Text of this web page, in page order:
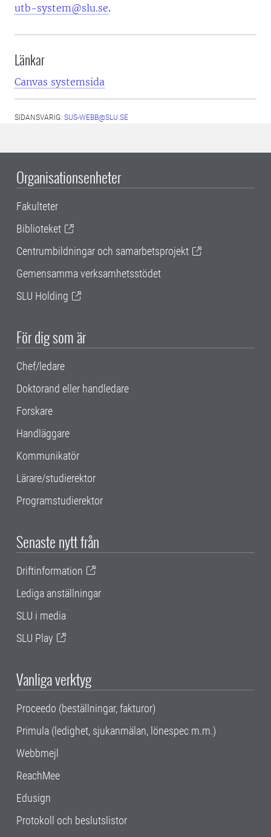
utb-system@slu.se.
Länkar
Canvas systemsida
SIDANSVARIG: SUS-WEBB@SLU.SE
Organisationsenheter
Fakulteter
Biblioteket
Centrumbildningar och samarbetsprojekt
Gemensamma verksamhetsstödet
SLU Holding
För dig som är
Chef/ledare
Doktorand eller handledare
Forskare
Handläggare
Kommunikatör
Lärare/studierektor
Programstudierektor
Senaste nytt från
Driftinformation
Lediga anställningar
SLU i media
SLU Play
Vanliga verktyg
Proceedo (beställningar, fakturor)
Primula (ledighet, sjukanmälan, lönespec m.m.)
Webbmejl
ReachMee
Edusign
Protokoll och beslutslistor